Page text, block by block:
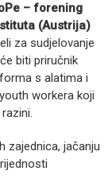
– forening
(Austrija)
za sudjelovanje
biti priručnik
s alatima i
workera koji
zajednica, jačanju